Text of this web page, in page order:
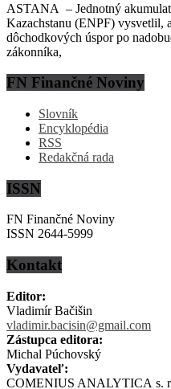
ASTANA – Jednotný
Kazachstanu (ENPF) vysvetlil,
dôchodkových úspor po
zákonníka,
FN Finančné Noviny
Slovník
Encyklopédia
RSS
Redakčná rada
ISSN
FN Finančné Noviny
ISSN 2644-5999
Kontakt
Editor:
Vladimír Bačišin
vladimir.bacisin@gmail.com
Zástupca editora:
Michal Púchovský
Vydavateľ:
COMENIUS ANALYTICA s.